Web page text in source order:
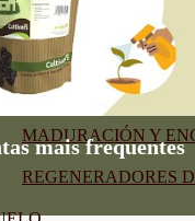
CORRECTORES DE
ENRAIZANTES
MADURACIÓN Y
REGENERADORES
mais frequentes